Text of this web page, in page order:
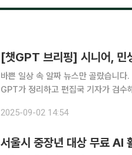
[챗GPT 브리핑] 시니어, 민
바쁜 일상 속 알짜 뉴스만 골랐습니다
GPT가 정리하고 편집국 기자가 검수해 전해드립니다. ◆민생쿠폰
2000만 건을 분석한 결과, 민생회복
2025-09-02 14:54
서울시 중장년 대상 무료 AI